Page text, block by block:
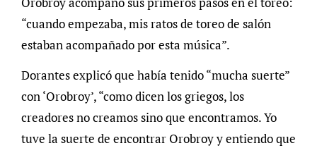
“cuando empezaba, mis ratos de toreo de salón
estaban acompañado por esta música”.
Dorantes explicó que había tenido “mucha suerte”
con ‘Orobroy’, “como dicen los griegos, los
creadores no creamos sino que encontramos. Yo
tuve la suerte de encontrar Orobroy y entiendo que